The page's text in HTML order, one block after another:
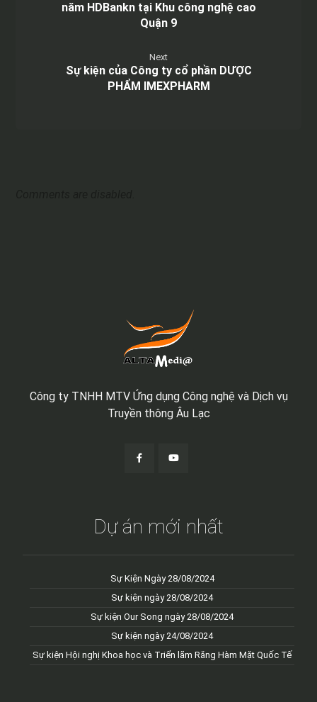
năm HDBankn tại Khu công nghệ cao
Quận 9
Next
Sự kiện của Công ty cổ phần DƯỢC
PHẨM IMEXPHARM
Công ty TNHH MTV Ứng dụng Công nghệ và Dịch vụ
Truyền thông Âu Lạc
Dự án mới nhất
Sự Kiện Ngày 28/08/2024
Sự kiện ngày 28/08/2024
Sự kiện Our Song ngày 28/08/2024
Sự kiện ngày 24/08/2024
Sự kiện Hội nghị Khoa học và Triển lãm Răng Hàm Mặt Quốc Tế